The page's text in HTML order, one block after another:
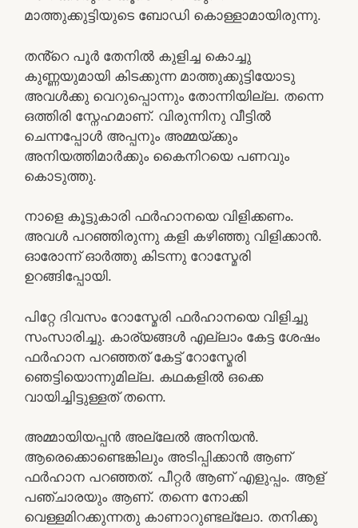
മാത്തുക്കുട്ടിയുടെ ബോഡി കൊള്ളാമായിരുന്നു.
തൻ്റെ പൂർ തേനിൽ കുളിച്ച കൊച്ചു
കുണ്ണയുമായി കിടക്കുന്ന മാത്തുക്കുട്ടിയോടു
അവൾക്കു വെറുപ്പൊന്നും തോന്നിയില്ല. തന്നെ
ഒത്തിരി സ്നേഹമാണ്. വിരുന്നിനു വീട്ടിൽ
ചെന്നപ്പോൾ അപ്പനും അമ്മയ്ക്കും
അനിയത്തിമാർക്കും കൈനിറയെ പണവും
കൊടുത്തു.
നാളെ കൂട്ടുകാരി ഫർഹാനയെ വിളിക്കണം.
അവൾ പറഞ്ഞിരുന്നു കളി കഴിഞ്ഞു വിളിക്കാൻ.
ഓരോന്ന് ഓർത്തു കിടന്നു റോസ്മേരി
ഉറങ്ങിപ്പോയി.
പിറ്റേ ദിവസം റോസ്മേരി ഫർഹാനയെ വിളിച്ചു
സംസാരിച്ചു. കാര്യങ്ങൾ എല്ലാം കേട്ട ശേഷം
ഫർഹാന പറഞ്ഞത് കേട്ട് റോസ്മേരി
ഞെട്ടിയൊന്നുമില്ല. കഥകളിൽ ഒക്കെ
വായിച്ചിട്ടുള്ളത് തന്നെ.
അമ്മായിയപ്പൻ അല്ലേൽ അനിയൻ.
ആരെക്കൊണ്ടെങ്കിലും അടിപ്പിക്കാൻ ആണ്
ഫർഹാന പറഞ്ഞത്. പീറ്റർ ആണ് എളുപ്പം. ആള്
പഞ്ചാരയും ആണ്. തന്നെ നോക്കി
വെള്ളമിറക്കുന്നതു കാണാറുണ്ടല്ലോ. തനിക്കു